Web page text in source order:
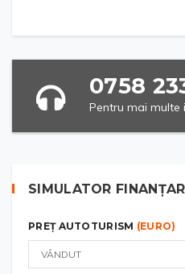
0758
Pentru mai multe
SIMULATOR
PREȚ AUTOTURISM (EURO)